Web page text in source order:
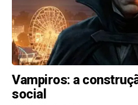
Vampiros: a
social